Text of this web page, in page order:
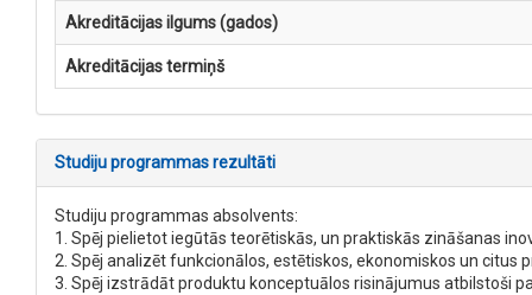
Akreditācijas ilgums (gados)
Akreditācijas termiņš
Studiju programmas rezultāti
Studiju programmas absolvents:
1. Spēj pielietot iegūtās teorētiskās, un praktiskās zināšanas
2. Spēj analizēt funkcionālos, estētiskos, ekonomiskos un
3. Spēj izstrādāt produktu konceptuālos risinājumus atbilstoši